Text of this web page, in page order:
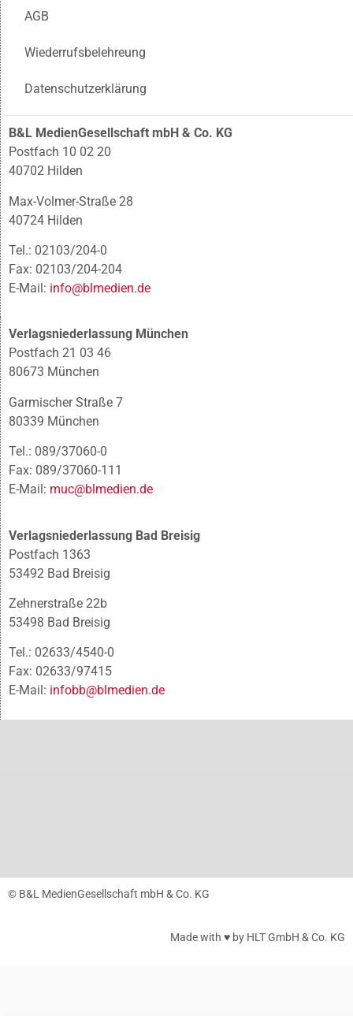
AGB
Wiederrufsbelehreung
Datenschutzerklärung
B&L MedienGesellschaft mbH & Co. KG
Postfach 10 02 20
40702 Hilden
Max-Volmer-Straße 28
40724 Hilden
Tel.: 02103/204-0
Fax: 02103/204-204
E-Mail: info@blmedien.de
Verlagsniederlassung München
Postfach 21 03 46
80673 München
Garmischer Straße 7
80339 München
Tel.: 089/37060-0
Fax: 089/37060-111
E-Mail: muc@blmedien.de
Verlagsniederlassung Bad Breisig
Postfach 1363
53492 Bad Breisig
Zehnerstraße 22b
53498 Bad Breisig
Tel.: 02633/4540-0
Fax: 02633/97415
E-Mail: infobb@blmedien.de
© B&L MedienGesellschaft mbH & Co. KG
Made with ♥ by HLT GmbH & Co. KG